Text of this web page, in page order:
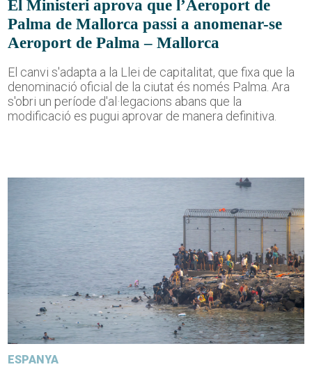
El Ministeri aprova que l’Aeroport de
Palma de Mallorca passi a anomenar-se
Aeroport de Palma – Mallorca
El canvi s'adapta a la Llei de capitalitat, que fixa que la
denominació oficial de la ciutat és només Palma. Ara
s'obri un període d'al·legacions abans que la
modificació es pugui aprovar de manera definitiva.
ESPANYA